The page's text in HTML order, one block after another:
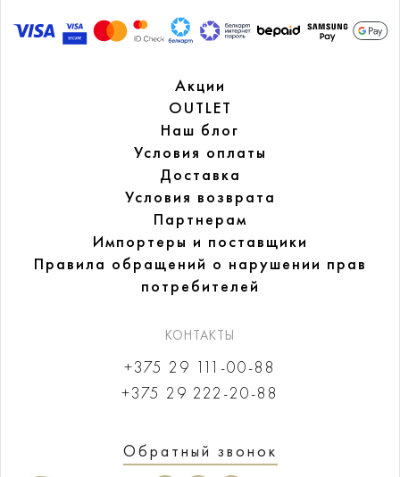
Акции
OUTLET
Наш блог
Условия оплаты
Доставка
Условия возврата
Партнерам
Импортеры и поставщики
Правила обращений о нарушении прав
потребителей
КОНТАКТЫ
+375 29 111-00-88
+375 29 222-20-88
Обратный звонок